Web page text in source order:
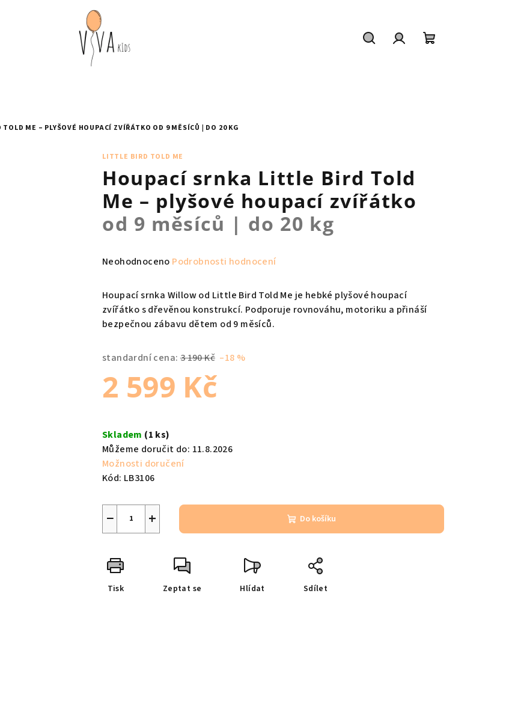
ME – PLYŠOVÉ HOUPACÍ ZVÍŘÁTKO OD 9 MĚSÍCŮ | DO 20 KG
LITTLE BIRD TOLD ME
Houpací srnka Little Bird Told
Me – plyšové houpací zvířátko
od 9 měsíců | do 20 kg
Průměrné
produktu
0,0
hvězdiček.
Neohodnoceno Podrobnosti hodnocení
Houpací srnka Willow od Little Bird Told Me je hebké plyšové houpací
zvířátko s dřevěnou konstrukcí. Podporuje rovnováhu, motoriku a přináší
bezpečnou zábavu dětem od 9 měsíců.
standardní cena: 3 190 Kč –18 %
2 599 Kč
cena:
Skladem (1 ks)
Můžeme doručit do: 11.8.2026
Možnosti doručení
Kód: LB3106
+
− Do košíku
Tisk Zeptat se Hlídat Sdílet